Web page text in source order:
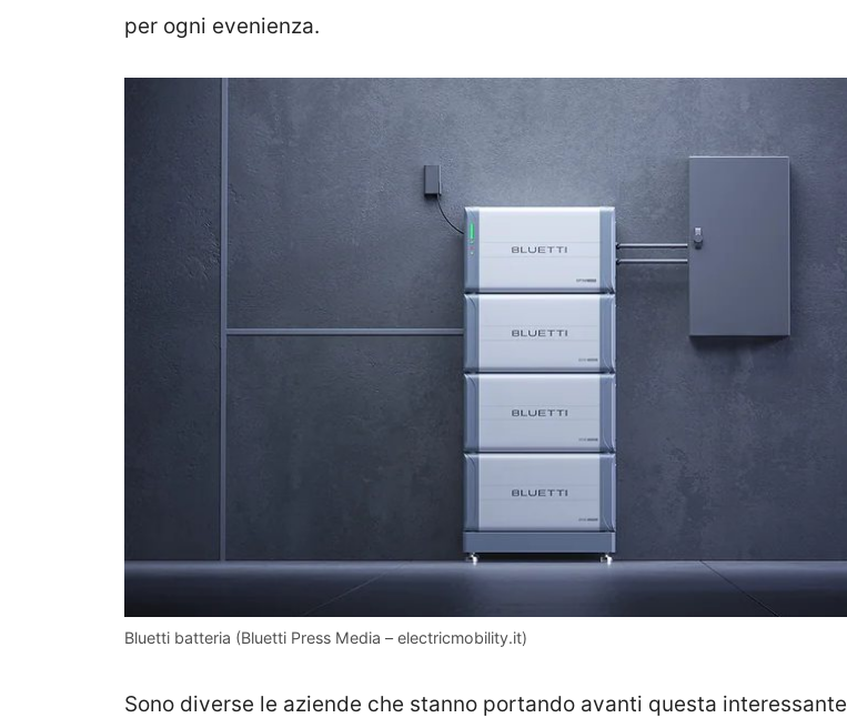
per ogni evenienza.
Bluetti batteria (Bluetti Press Media – electricmobility.it)
Sono diverse le aziende che stanno portando avanti questa interessante